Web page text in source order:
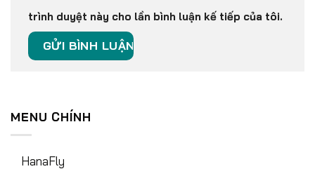
trình duyệt này cho lần bình luận kế tiếp của tôi.
MENU CHÍNH
HanaFly